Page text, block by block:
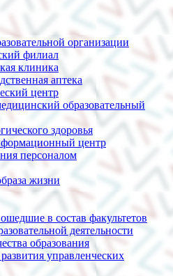
организации
филиал
клиника
аптека
центр
образовательный
здоровья
центр
персоналом
жизни
в состав факультетов
деятельности
образования
управленческих